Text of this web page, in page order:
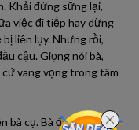
Khải đứng sững lại,
việc đi tiếp hay dừng
liên lụy. Nhưng rồi,
cậu. Giọng nói bà,
cứ vang vọng trong tâm
bà cụ. Bà đang rên rỉ,